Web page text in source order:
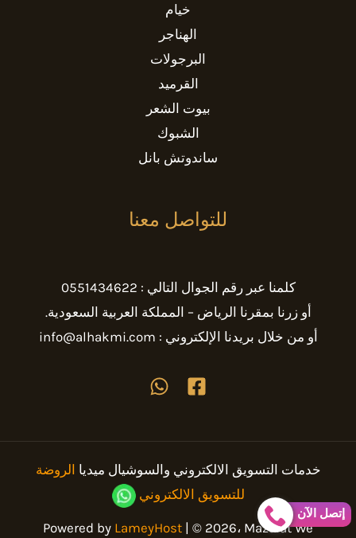
خيام
الهناجر
البرجولات
القرميد
بيوت الشعر
الشبوك
ساندوتش بانل
للتواصل معنا
كلمنا عبر رقم الجوال التالي : 0551434622
أو زرنا بمقرنا الرياض – المملكة العربية السعودية.
أو من خلال بريدنا الإلكتروني : info@alhakmi.com
خدمات التسويق الالكتروني والسوشيال ميديا الروضة
للتسويق الالكتروني
Powered by LameyHost | © 2026، Mazalat We
إتصل الآن